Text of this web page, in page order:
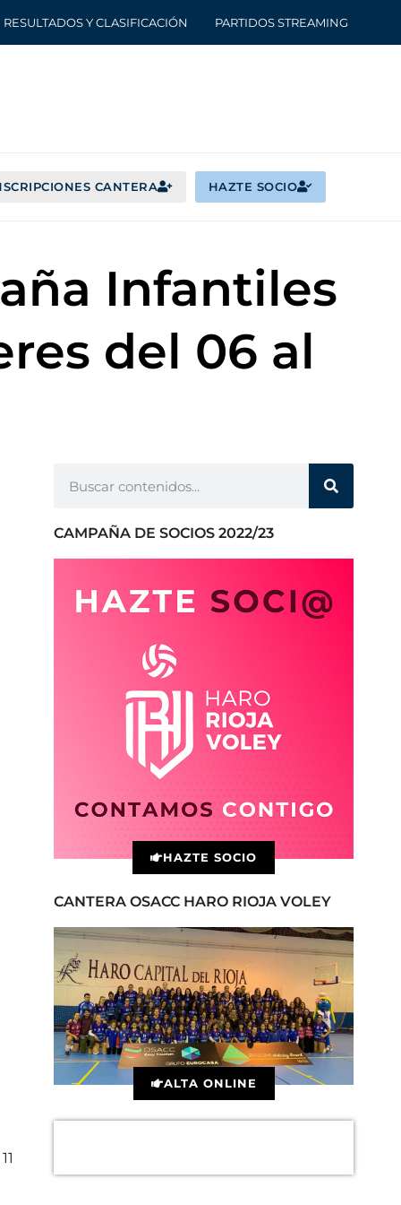
RESULTADOS Y CLASIFICACIÓN PARTIDOS STREAMING
CANTERA HAZTE SOCIO
Infantiles
del 06 al
CAMPAÑA DE SOCIOS 2022/23
HAZTE SOCIO
CANTERA OSACC HARO RIOJA VOLEY
ALTA ONLINE